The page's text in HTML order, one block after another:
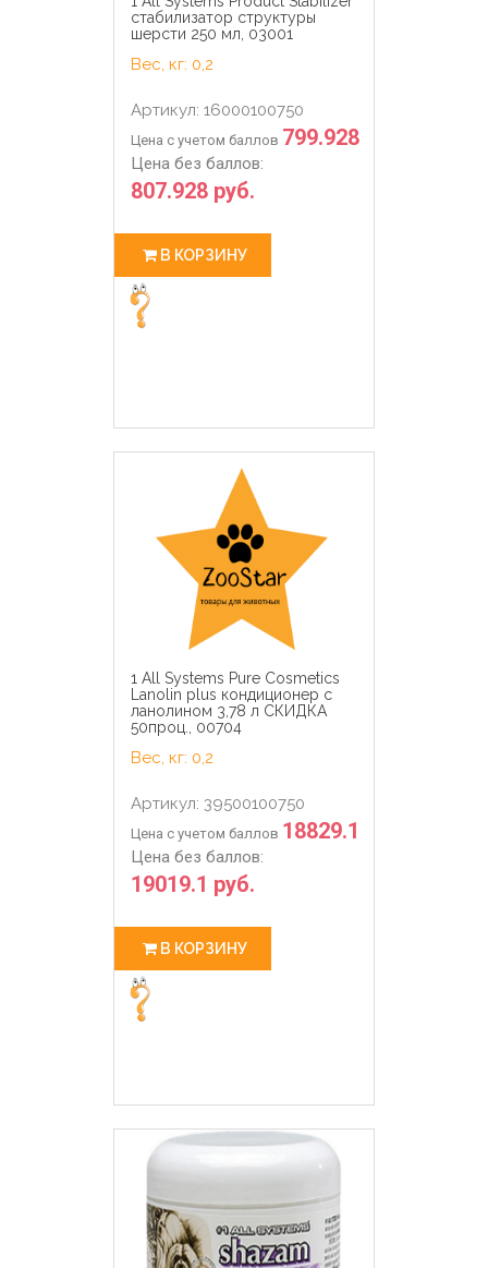
стабилизатор структуры
шерсти 250 мл, 03001
Вес, кг: 0,2
Артикул: 16000100750
Цена с учетом баллов 799.928
Цена без баллов:
807.928 руб.
В КОРЗИНУ
1 All Systems Pure Cosmetics
Lanolin plus кондиционер с
ланолином 3,78 л СКИДКА
50проц., 00704
Вес, кг: 0,2
Артикул: 39500100750
Цена с учетом баллов 18829.1
Цена без баллов:
19019.1 руб.
В КОРЗИНУ